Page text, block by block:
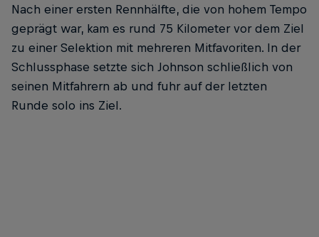
Nach einer ersten Rennhälfte, die von hohem Tempo
geprägt war, kam es rund 75 Kilometer vor dem Ziel
zu einer Selektion mit mehreren Mitfavoriten. In der
Schlussphase setzte sich Johnson schließlich von
seinen Mitfahrern ab und fuhr auf der letzten
Runde solo ins Ziel.